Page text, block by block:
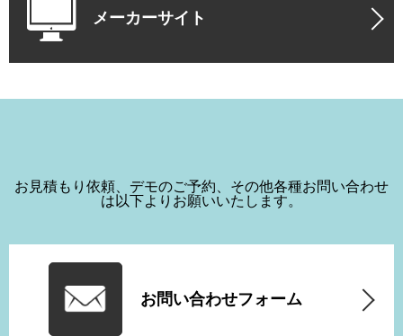
メーカーサイト
お見積もり依頼、デモのご予約、その他各種お問い合わせ
は以下よりお願いいたします。
お問い合わせフォーム